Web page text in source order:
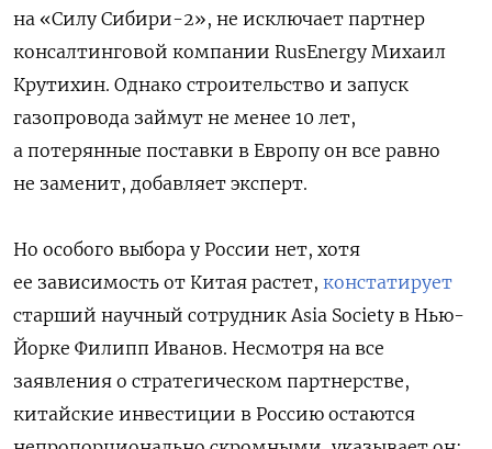
на «Силу Сибири-2», не исключает партнер
консалтинговой компании RusEnergy Михаил
Крутихин. Однако строительство и запуск
газопровода займут не менее 10 лет,
а потерянные поставки в Европу он все равно
не заменит, добавляет эксперт.
Но особого выбора у России нет, хотя
ее зависимость от Китая растет, констатирует
старший научный сотрудник Asia Society в Нью-
Йорке Филипп Иванов. Несмотря на все
заявления о стратегическом партнерстве,
китайские инвестиции в Россию остаются